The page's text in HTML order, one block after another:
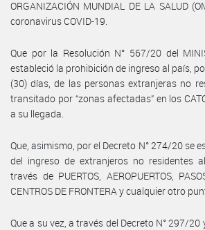
ORGANIZACIÓN MUNDIAL DE LA SALUD
coronavirus COVID-19.
Que por la Resolución N° 567/20 del
estableció la prohibición de ingreso al país,
(30) días, de las personas extranjeras no
transitado por “zonas afectadas” en los
a su llegada.
Que, asimismo, por el Decreto N° 274/20 se
del ingreso de extranjeros no residentes
través de PUERTOS, AEROPUERTOS,
CENTROS DE FRONTERA y cualquier otro
Que a su vez, a través del Decreto N° 297/